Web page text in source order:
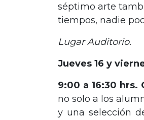
séptimo arte
tiempos, nadie
Lugar Auditorio.
Jueves 16 y
9:00 a 16:30 hrs.
no solo a los
y una selección